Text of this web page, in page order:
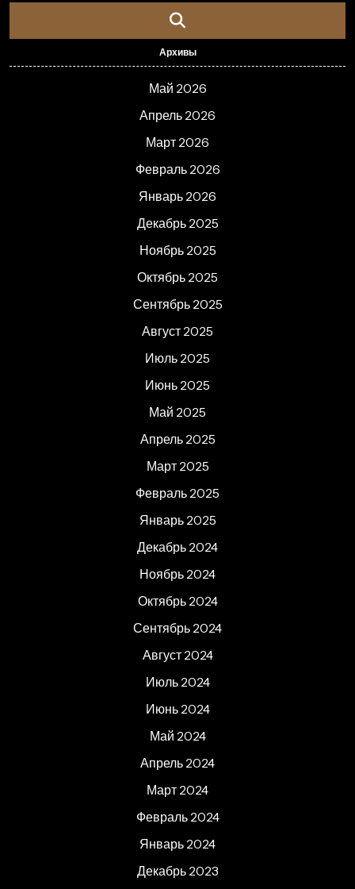
Архивы
Май 2026
Апрель 2026
Март 2026
Февраль 2026
Январь 2026
Декабрь 2025
Ноябрь 2025
Октябрь 2025
Сентябрь 2025
Август 2025
Июль 2025
Июнь 2025
Май 2025
Апрель 2025
Март 2025
Февраль 2025
Январь 2025
Декабрь 2024
Ноябрь 2024
Октябрь 2024
Сентябрь 2024
Август 2024
Июль 2024
Июнь 2024
Май 2024
Апрель 2024
Март 2024
Февраль 2024
Январь 2024
Декабрь 2023